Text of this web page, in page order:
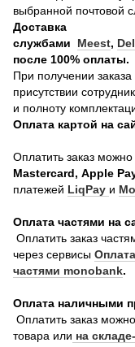
выбранной почтовой
Доставка
службами
Meest,
после 100% оплаты.
При получении
присутствии
и полноту
Оплата картой на
Оплатить заказ
Mastercard, Apple
платежей LiqPay и
Оплата частями на
Оплатить заказ
через сервисы
частями monobank.
Оплата наличными
Оплатить заказ можно
товара или на